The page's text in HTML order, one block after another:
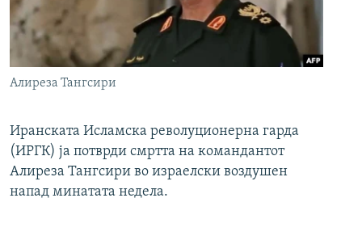
Алиреза Тангсири
Иранската Исламска револуционерна гарда
(ИРГК) ја потврди смртта на командантот
Алиреза Тангсири во израелски воздушен
напад минатата недела.